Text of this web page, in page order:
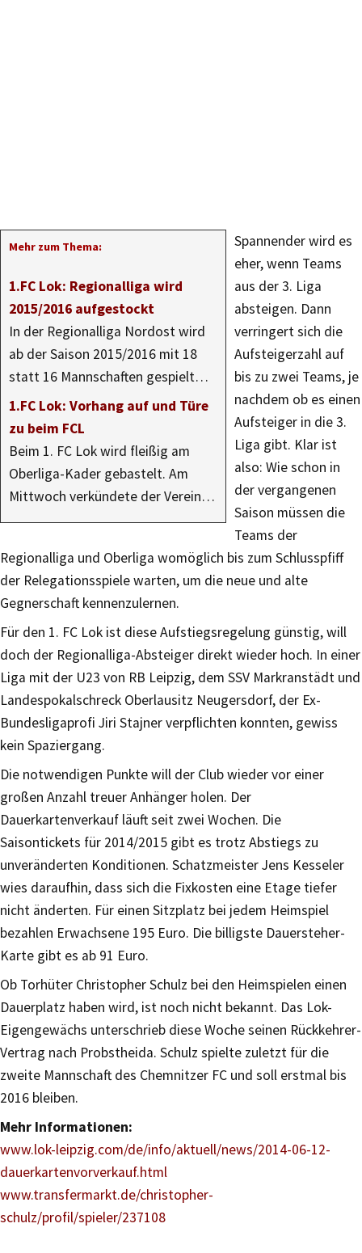
Mehr zum Thema:
1.FC Lok: Regionalliga wird
2015/2016 aufgestockt
In der Regionalliga Nordost wird
ab der Saison 2015/2016 mit 18
statt 16 Mannschaften gespielt…
1.FC Lok: Vorhang auf und Türe
zu beim FCL
Beim 1. FC Lok wird fleißig am
Oberliga-Kader gebastelt. Am
Mittwoch verkündete der Verein…
Spannender wird es
eher, wenn Teams
aus der 3. Liga
absteigen. Dann
verringert sich die
Aufsteigerzahl auf
bis zu zwei Teams, je
nachdem ob es einen
Aufsteiger in die 3.
Liga gibt. Klar ist
also: Wie schon in
der vergangenen
Saison müssen die
Teams der
Regionalliga und Oberliga womöglich bis zum Schlusspfiff
der Relegationsspiele warten, um die neue und alte
Gegnerschaft kennenzulernen.
Für den 1. FC Lok ist diese Aufstiegsregelung günstig, will
doch der Regionalliga-Absteiger direkt wieder hoch. In einer
Liga mit der U23 von RB Leipzig, dem SSV Markranstädt und
Landespokalschreck Oberlausitz Neugersdorf, der Ex-
Bundesligaprofi Jiri Stajner verpflichten konnten, gewiss
kein Spaziergang.
Die notwendigen Punkte will der Club wieder vor einer
großen Anzahl treuer Anhänger holen. Der
Dauerkartenverkauf läuft seit zwei Wochen. Die
Saisontickets für 2014/2015 gibt es trotz Abstiegs zu
unveränderten Konditionen. Schatzmeister Jens Kesseler
wies daraufhin, dass sich die Fixkosten eine Etage tiefer
nicht änderten. Für einen Sitzplatz bei jedem Heimspiel
bezahlen Erwachsene 195 Euro. Die billigste Dauersteher-
Karte gibt es ab 91 Euro.
Ob Torhüter Christopher Schulz bei den Heimspielen einen
Dauerplatz haben wird, ist noch nicht bekannt. Das Lok-
Eigengewächs unterschrieb diese Woche seinen Rückkehrer-
Vertrag nach Probstheida. Schulz spielte zuletzt für die
zweite Mannschaft des Chemnitzer FC und soll erstmal bis
2016 bleiben.
Mehr Informationen:
www.lok-leipzig.com/de/info/aktuell/news/2014-06-12-
dauerkartenvorverkauf.html
www.transfermarkt.de/christopher-
schulz/profil/spieler/237108